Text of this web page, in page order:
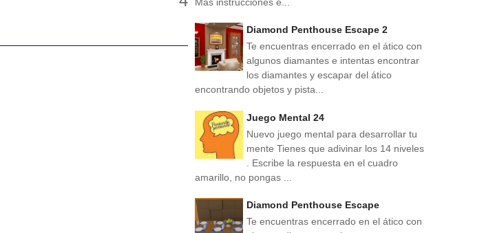
Diamond Penthouse Escape 2
Te encuentras encerrado en el ático con
algunos diamantes e intentas encontrar
los diamantes y escapar del ático
encontrando objetos y pista...
Juego Mental 24
Nuevo juego mental para desarrollar tu
mente Tienes que adivinar los 14 niveles
. Escribe la respuesta en el cuadro
amarillo, no pongas ...
Diamond Penthouse Escape
Te encuentras encerrado en el ático con